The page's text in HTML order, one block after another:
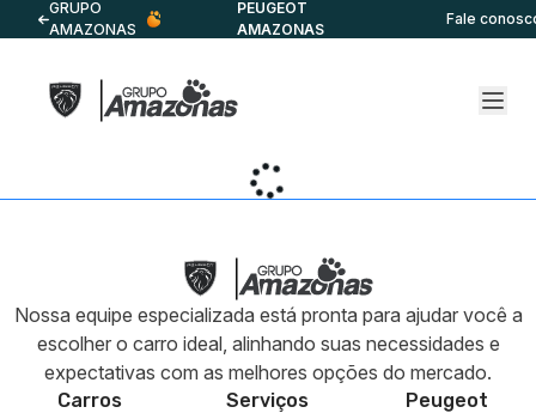
GRUPO
AMAZONAS
PEUGEOT
AMAZONAS
Fale
Nossa equipe especializada está pronta para ajudar você a
escolher o carro ideal, alinhando suas necessidades e
expectativas com as melhores opções do mercado.
Carros Serviços
Peugeot